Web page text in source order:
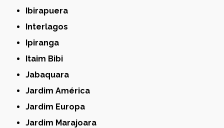
Ibirapuera
Interlagos
Ipiranga
Itaim Bibi
Jabaquara
Jardim América
Jardim Europa
Jardim Marajoara